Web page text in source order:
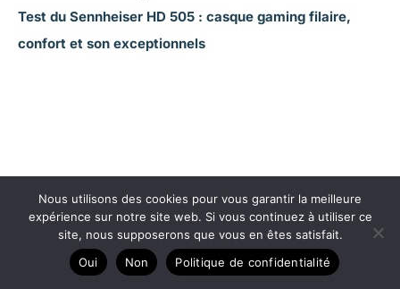
Test du Sennheiser HD 505 : casque gaming filaire,
confort et son exceptionnels
Nous utilisons des cookies pour vous garantir la meilleure
expérience sur notre site web. Si vous continuez à utiliser ce
site, nous supposerons que vous en êtes satisfait.
Oui
Non Politique de confidentialité